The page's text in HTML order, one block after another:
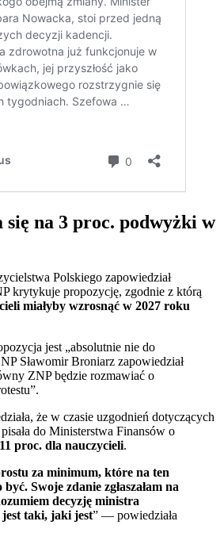
się na 3 proc. podwyżki w
Polskiego zapowiedział
krytykuje propozycję, zgodnie z którą
miałyby wzrosnąć w 2027 roku
jest „absolutnie nie do
Sławomir Broniarz zapowiedział
ZNP będzie rozmawiać o
że w czasie uzgodnień dotyczących
do Ministerstwa Finansów o
proc. dla nauczycieli.
za minimum, które na ten
Swoje zdanie zgłaszałam na
decyzję ministra
taki, jaki jest” — powiedziała